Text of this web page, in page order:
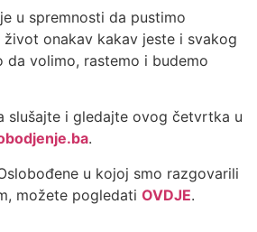
u spremnosti da pustimo
onakav kakav jeste i svakog
da volimo, rastemo i budemo
slušajte i gledajte ovog četvrtka u
.
u kojoj smo razgovarili
možete pogledati OVDJE.